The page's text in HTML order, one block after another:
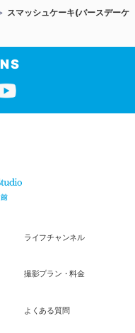
スマッシュケーキ(バースデーケ
ライフチャンネル
撮影プラン・料金
よくある質問